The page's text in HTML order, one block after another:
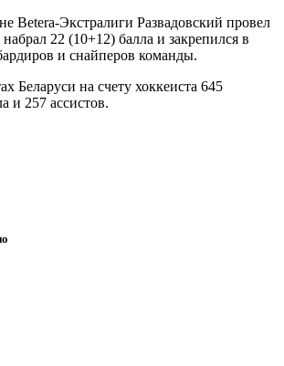
Betera-Экстралиги Развадовский провел
22 (10+12) балла и закрепился в
и снайперов команды.
Беларуси на счету хоккеиста 645
и 257 ассистов.